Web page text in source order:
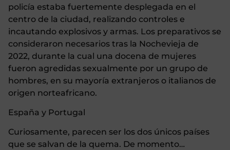
policía estaba fuertemente desplegada en el
centro de la ciudad, realizando controles e
incautando explosivos y armas. Los preparativos se
consideraron necesarios tras la Nochevieja de
2022, durante la cual una docena de mujeres
fueron agredidas sexualmente por un grupo de
hombres, en su mayoría extranjeros o italianos de
origen norteafricano.
España y Portugal
Curiosamente, parecen ser los dos únicos países
que se salvan de la quema. De momento…